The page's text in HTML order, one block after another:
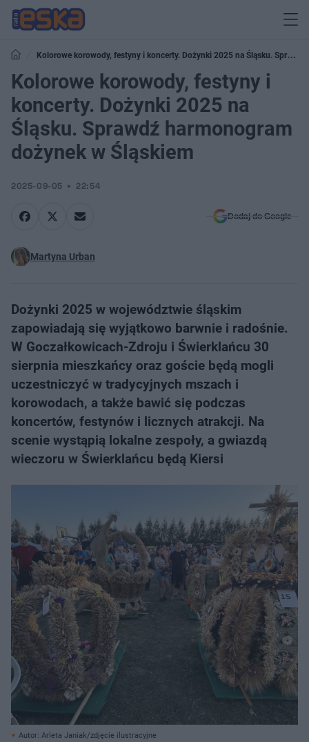
Kolorowe korowody, festyny i koncerty. Dożynki 2025 na Śląsku. Sprawdź
harmonogram dożynek w Śląskiem
Kolorowe korowody, festyny i
koncerty. Dożynki 2025 na
Śląsku. Sprawdź harmonogram
dożynek w Śląskiem
2025-09-05 22:54
Dodaj do Google
Martyna Urban
Dożynki 2025 w województwie śląskim
zapowiadają się wyjątkowo barwnie i radośnie.
W Goczałkowicach-Zdroju i Świerklańcu 30
sierpnia mieszkańcy oraz goście będą mogli
uczestniczyć w tradycyjnych mszach i
korowodach, a także bawić się podczas
koncertów, festynów i licznych atrakcji. Na
scenie wystąpią lokalne zespoły, a gwiazdą
wieczoru w Świerklańcu będą Kiersi
Autor: Arleta Janiak/zdjęcie ilustracyjne